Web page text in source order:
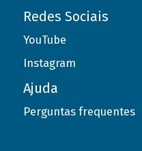
Redes Sociais
YouTube
Instagram
Ajuda
Perguntas frequentes